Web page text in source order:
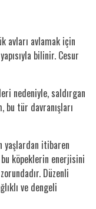
avları avlamak için
bilinir. Cesur
nedeniyle, saldırgan
bu tür davranışları
yaşlardan itibaren
köpeklerin enerjisini
Düzenli
ve dengeli